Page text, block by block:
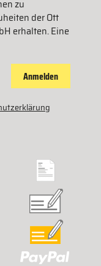
zu
der Ott
erhalten. Eine
Anmelden